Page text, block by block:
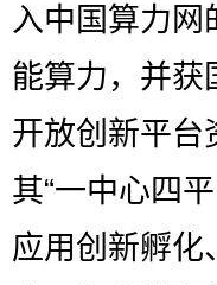
入中国算力
能算力，并获
开放创新平台
其“一中心四
应用创新孵化